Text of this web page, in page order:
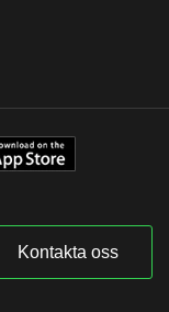
Kontakta oss